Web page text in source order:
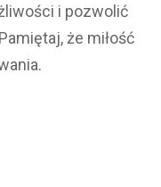
i pozwolić
że miłość